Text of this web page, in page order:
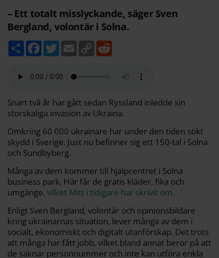
– Ett totalt misslyckande, säger Sven
Bergland, volontär i Solna.
D
e
F
b
k
T
w
t
E
m
C
o
k
Snart två år har gått sedan Ryssland inledde sin
storskaliga invasion av Ukraina.
Omkring 60 000 ukrainare har under den tiden sökt
skydd i Sverige. Just nu befinner sig ett 150-tal i Solna
och Sundbyberg.
Många av dem kommer till hjälpcentret i Solna
business park. Här får de gratis kläder, fika och
umgänge, vilket Mitt i tidigare har skrivit om.
Enligt Sven Bergland, volontär och opinionsbildare
kring ukrainarnas situation, lever många av dem i
socialt, ekonomiskt och digitalt utanförskap. Det trots
att många har fått jobb, vilket bland annat beror på att
de saknar personnummer och inte kan utföra enkla